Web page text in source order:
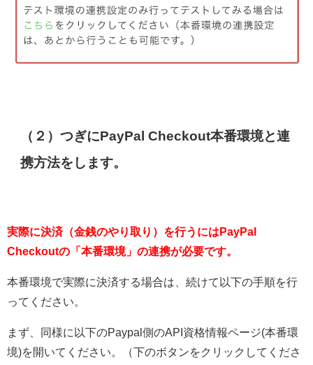
（２）つぎにPayPal Checkout本番環境と連
携方法をします。
実際に決済（金銭のやり取り）を行うにはPayPal
Checkoutの「本番環境」の連携が必要です。
本番環境で実際に決済する場合は、続けて以下の手順を行
ってください。
まず、同様に以下のPaypal側のAPI資格情報ページ(本番環
境)を開いてください。（下のボタンをクリックしてくださ